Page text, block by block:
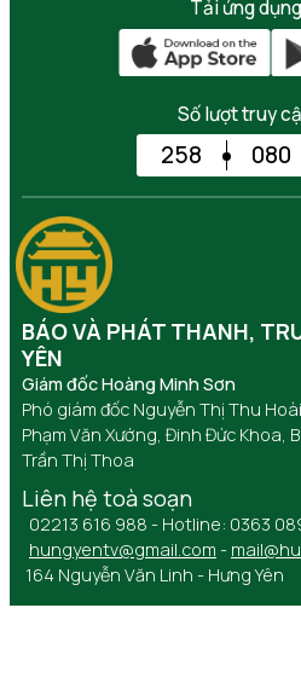
Tải ứng
Số lượt truy
258 080
BÁO VÀ PHÁT THANH,
YÊN
Giám đốc Hoàng Minh Sơn
Phó giám đốc Nguyễn Thị Thu
Phạm Văn Xướng, Đinh Đức Khoa,
Trần Thị Thoa
Liên hệ toà soạn
02213 616 988 - Hotline: 0363
hungyentv@gmail.com -
164 Nguyễn Văn Linh - Hưng Yên